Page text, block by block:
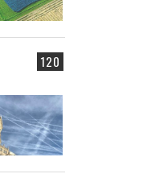
120